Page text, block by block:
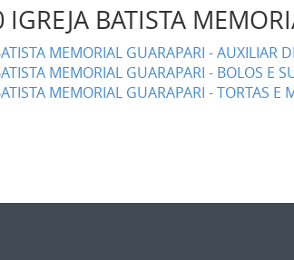
IGREJA BATISTA
MEMORIAL GUARAPARI - AUXILIAR
MEMORIAL GUARAPARI - BOLOS E
MEMORIAL GUARAPARI - TORTAS E